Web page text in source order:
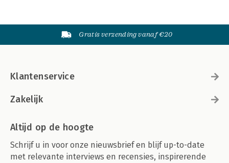
Gratis verzending vanaf €20
Klantenservice
Zakelijk
Altijd op de hoogte
Schrijf u in voor onze nieuwsbrief en blijf up-to-date
met relevante interviews en recensies, inspirerende